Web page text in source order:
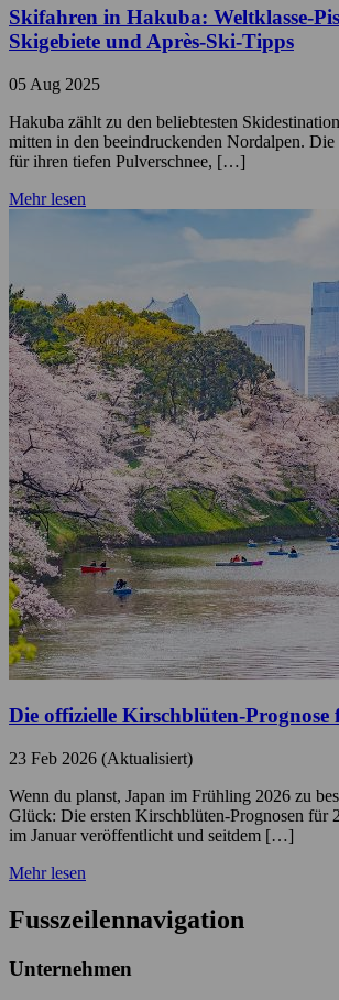
Skifahren in Hakuba: Weltklasse-
Skigebiete und Après-Ski-Tipps
05 Aug 2025
Hakuba zählt zu den beliebtesten
mitten in den beeindruckenden Nordalpen.
für ihren tiefen Pulverschnee, […]
Mehr lesen
Die offizielle Kirschblüten-Prognose
23 Feb 2026 (Aktualisiert)
Wenn du planst, Japan im Frühling 2026 zu
Glück: Die ersten Kirschblüten-Prognosen für
im Januar veröffentlicht und seitdem […]
Mehr lesen
Fusszeilennavigation
Unternehmen